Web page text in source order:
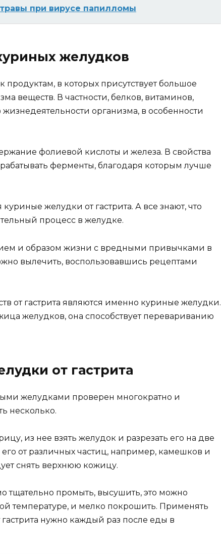
при вирусе папилломы
желудков
в которых присутствует большое
веществ. В частности, белков, витаминов,
организма, в особенности
фолиевой кислоты и железа. В свойства
ферменты, благодаря которым лучше
желудки от гастрита. А все знают, что
процесс в желудке.
и образом жизни с вредными привычками в
вылечить, воспользовавшись рецептами
от гастрита являются именно куриные желудки.
желудков, она способствует перевариванию
от гастрита
желудками проверен многократно и
несколько.
из нее взять желудок и разрезать его на две
от различных частиц, например, камешков и
снять верхнюю кожицу.
тщательно промыть, высушить, это можно
температуре, и мелко покрошить. Применять
нужно каждый раз после еды в